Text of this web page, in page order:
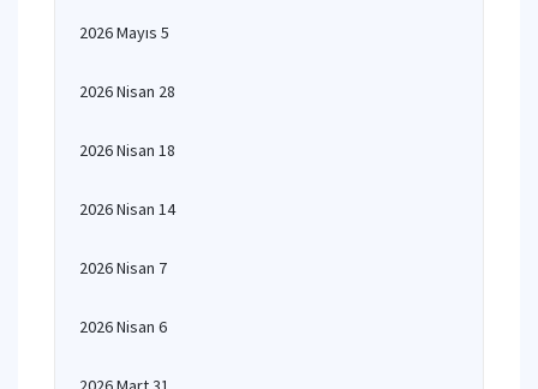
2026 Mayıs 5
2026 Nisan 28
2026 Nisan 18
2026 Nisan 14
2026 Nisan 7
2026 Nisan 6